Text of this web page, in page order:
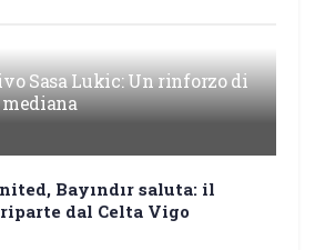
Sasa Lukic: Un rinforzo di
mediana
Bayındır saluta: il
dal Celta Vigo